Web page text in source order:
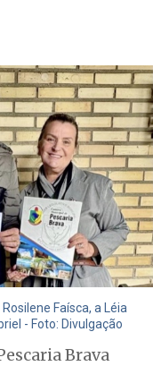
Faísca, a Léia
- Foto: Divulgação
Brava